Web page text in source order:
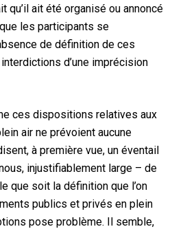
qu’il ait été organisé ou annoncé
les participants se
de définition de ces
d’une imprécision
ces dispositions relatives aux
air ne prévoient aucune
à première vue, un éventail
injustifiablement large – de
que soit la définition que l’on
publics et privés en plein
pose problème. Il semble,